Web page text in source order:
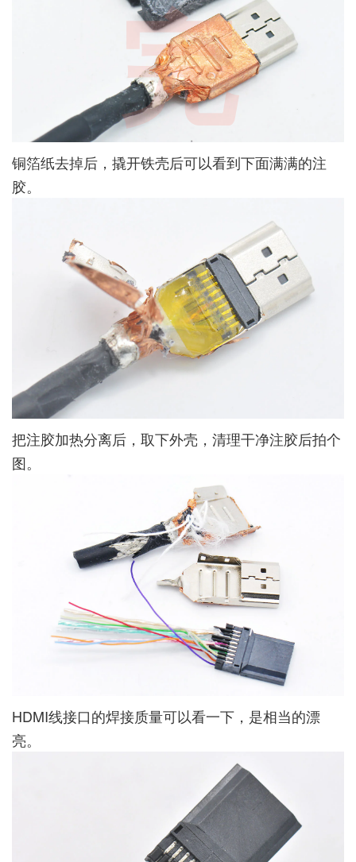
铜箔纸去掉后，撬开铁壳后可以看到下面满满的注
胶。
把注胶加热分离后，取下外壳，清理干净注胶后拍个
图。
HDMI线接口的焊接质量可以看一下，是相当的漂
亮。
完